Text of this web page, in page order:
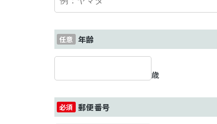
年齢
歳
郵便番号